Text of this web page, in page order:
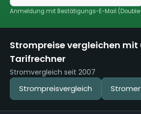
Anmeldung mit Bestätigungs-E-Mail
Strompreise vergleichen mit
Tarifrechner
Stromvergleich seit 2007
Strompreisvergleich